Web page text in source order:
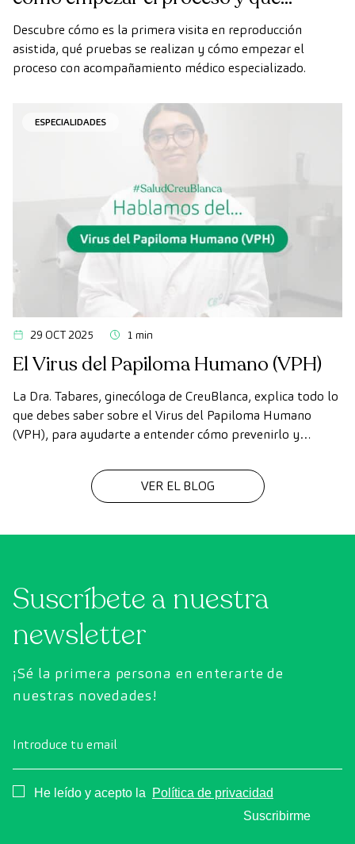
esperar
Descubre cómo es la primera visita en reproducción
asistida, qué pruebas se realizan y cómo empezar el
proceso con acompañamiento médico especializado.
ESPECIALIDADES
29 OCT 2025 1 min
El Virus del Papiloma Humano (VPH)
La Dra. Tabares, ginecóloga de CreuBlanca, explica todo lo
que debes saber sobre el Virus del Papiloma Humano
(VPH), para ayudarte a entender cómo prevenirlo y
VER EL BLOG
Suscríbete a nuestra
newsletter
¡Sé la primera persona en enterarte de
nuestras novedades!
Introduce tu email
Consentimiento
He leído y acepto la
Política de privacidad
Suscribirme